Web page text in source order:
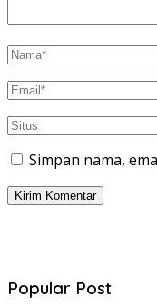
Simpan nama,
Popular Post